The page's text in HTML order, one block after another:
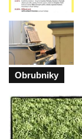
Obrubniky